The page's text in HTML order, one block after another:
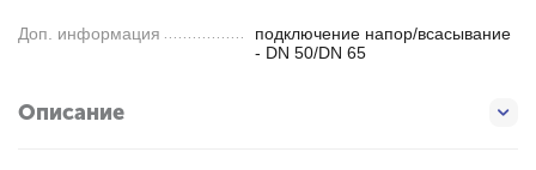
Доп. информация
подключение напор/всасывание
- DN 50/DN 65
Описание